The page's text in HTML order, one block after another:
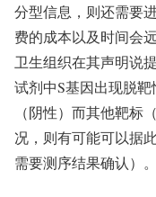
分型信息，则还需要
费的成本以及时间会
卫生组织在其声明说
试剂中S基因出现脱
（阴性）而其他靶标
况，则有可能可以据
需要测序结果确认）。